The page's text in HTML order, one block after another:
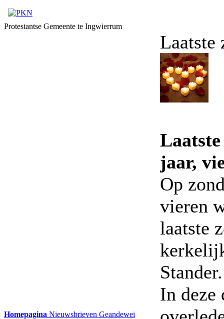
Protestantse Gemeente te Ingwierrum
Homepagina Nieuwsbrieven Geandewei
Laatste
jaar,
Op
vieren
laatste
Stander.
In deze